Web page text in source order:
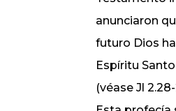
anunciaron
futuro Dios
Espíritu
(véase Jl